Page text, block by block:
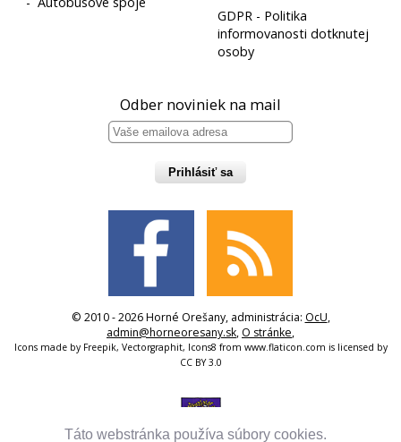
Táto webstránka používa súbory cookies.
GDPR - Politika
informovanosti dotknutej
osoby
Odber noviniek na mail
Prihlásiť sa
© 2010 - 2026 Horné Orešany, administrácia: OcU,
admin@horneoresany.sk, O stránke,
Icons made by Freepik, Vectorgraphit, Icons8 from www.flaticon.com is licensed by
CC BY 3.0